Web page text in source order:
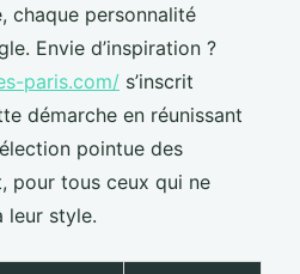
chaque personnalité
Envie d’inspiration ?
paris.com/ s’inscrit
démarche en réunissant
pointue des
pour tous ceux qui ne
leur style.